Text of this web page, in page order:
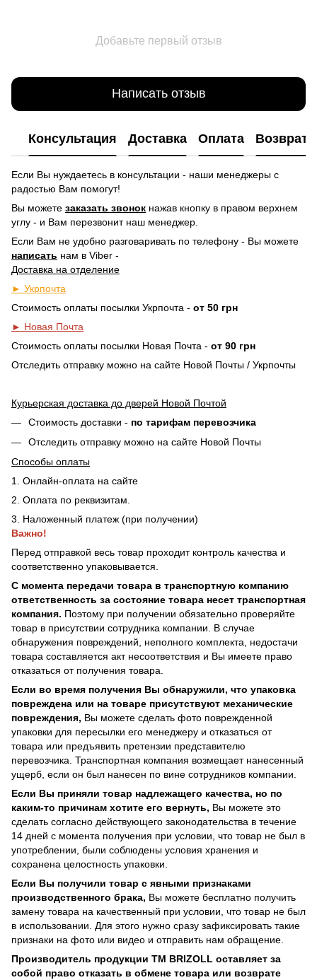
Добавьте первый отзыв
Написать отзыв
Консультация Доставка Оплата Возврат
Если Вы нуждаетесь в консультации - наши менеджеры с
радостью Вам помогут!
Вы можете заказать звонок нажав кнопку в правом верхнем
углу - и Вам перезвонит наш менеджер.
Если Вам не удобно разговаривать по телефону - Вы можете
написать нам в Viber -
Доставка на отделение
► Укрпочта
Стоимость оплаты посылки Укрпочта - от 50 грн
► Новая Почта
Стоимость оплаты посылки Новая Почта - от 90 грн
Отследить отправку можно на сайте Новой Почты / Укрпочты
Курьерская доставка до дверей Новой Почтой
Стоимость доставки - по тарифам перевозчика
Отследить отправку можно на сайте Новой Почты
Способы оплаты
1. Онлайн-оплата на сайте
2. Оплата по реквизитам.
3. Наложенный платеж (при получении)
Важно!
Перед отправкой весь товар проходит контроль качества и
соответственно упаковывается.
С момента передачи товара в транспортную компанию
ответственность за состояние товара несет транспортная
компания. Поэтому при получении обязательно проверяйте
товар в присутствии сотрудника компании. В случае
обнаружения повреждений, неполного комплекта, недостачи
товара составляется акт несоответствия и Вы имеете право
отказаться от получения товара.
Если во время получения Вы обнаружили, что упаковка
повреждена или на товаре присутствуют механические
повреждения, Вы можете сделать фото поврежденной
упаковки для пересылки его менеджеру и отказаться от
товара или предъявить претензии представителю
перевозчика. Транспортная компания возмещает нанесенный
ущерб, если он был нанесен по вине сотрудников компании.
Если Вы приняли товар надлежащего качества, но по
каким-то причинам хотите его вернуть, Вы можете это
сделать согласно действующего законодательства в течение
14 дней с момента получения при условии, что товар не был в
употреблении, были соблюдены условия хранения и
сохранена целостность упаковки.
Если Вы получили товар с явными признаками
производственного брака, Вы можете бесплатно получить
замену товара на качественный при условии, что товар не был
в использовании. Для этого нужно сразу зафиксировать такие
признаки на фото или видео и отправить нам обращение.
Производитель продукции ТМ BRIZOLL оставляет за
собой право отказать в обмене товара или возврате